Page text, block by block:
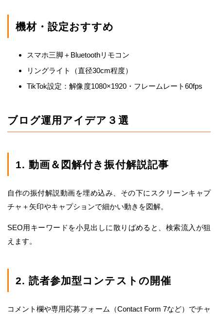
機材・設定おすすめ
スマホ三脚＋Bluetoothリモコン
リングライト（直径30cm程度）
TikTok設定：解像度1080×1920・フレームレート60fps
ブログ運用アイデア３選
1. 動画＆図解付き振付解説記事
自作の振付解説動画を埋め込み、その下にスクリーンキャプ
チャ＋矢印やキャプションで細かい動きを図解。
SEO用キーワードを小見出しに散りばめると、検索流入が狙
えます。
2. 読者参加型コンテストの開催
コメント欄や専用応募フォーム（Contact Form 7など）でチャ